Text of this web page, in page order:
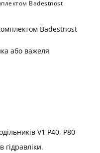
Badestnost
Badestnost
або важеля
V1 P40, P80
гідравліки.